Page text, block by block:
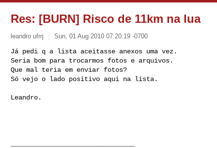
Res: [BURN] Risco de 11km na lua
leandro ufrrj Sun, 01 Aug 2010 07:20:19 -0700
Já pedi q a lista aceitasse anexos uma vez.
Seria bom para trocarmos fotos e arquivos.
Que mal teria em enviar fotos?
Só vejo o lado positivo aqui na lista.
Leandro.